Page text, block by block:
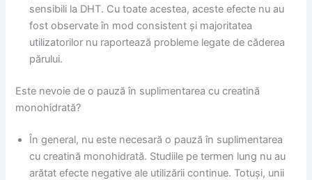
sensibili la DHT. Cu toate acestea, aceste efecte nu au
fost observate în mod consistent și majoritatea
utilizatorilor nu raportează probleme legate de căderea
părului.
Este nevoie de o pauză în suplimentarea cu creatină
monohidrată?
În general, nu este necesară o pauză în suplimentarea
cu creatină monohidrată. Studiile pe termen lung nu au
arătat efecte negative ale utilizării continue. Totuși, unii